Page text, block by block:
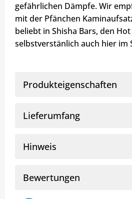
gefährlichen Dämpfe. Wir
mit der Pfänchen
beliebt in Shisha Bars, den
selbstverstänlich auch hier im
Produkteigenschaften
Lieferumfang
Hinweis
Bewertungen